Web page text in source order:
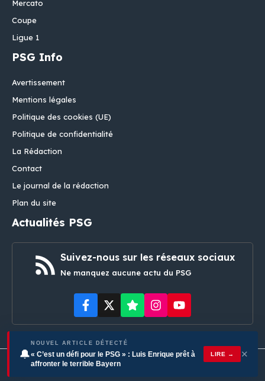
🔔
NOUVEL ARTICLE DÉTECTÉ
« C’est un défi pour le PSG » : Luis Enrique prêt à
affronter le terrible Bayern
LIRE → ✕
Mercato
Coupe
Ligue 1
PSG Info
Avertissement
Mentions légales
Politique des cookies (UE)
Politique de confidentialité
La Rédaction
Contact
Le journal de la rédaction
Plan du site
Actualités PSG
Suivez-nous sur les réseaux sociaux
Ne manquez aucune actu du PSG
© PSGMERCATO • All rights reserved